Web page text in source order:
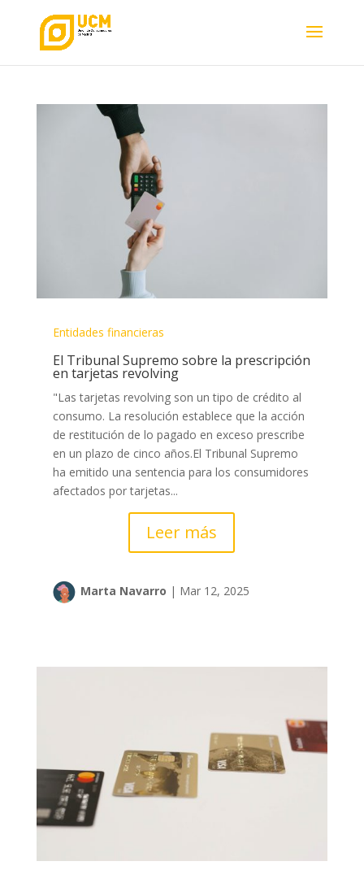
Entidades financieras
El Tribunal Supremo sobre la prescripción
en tarjetas revolving
"Las tarjetas revolving son un tipo de crédito al
consumo. La resolución establece que la acción
de restitución de lo pagado en exceso prescribe
en un plazo de cinco años.El Tribunal Supremo
ha emitido una sentencia para los consumidores
afectados por tarjetas...
Leer más
Marta Navarro | Mar 12, 2025